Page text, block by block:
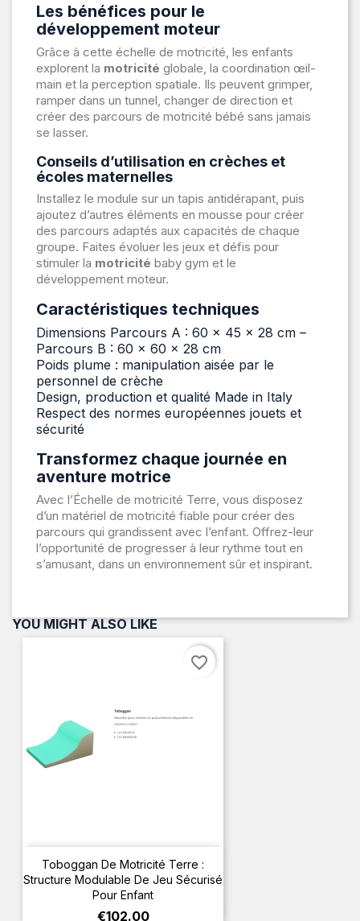
Les bénéfices pour le
développement moteur
Grâce à cette échelle de motricité, les enfants
explorent la motricité globale, la coordination œil-
main et la perception spatiale. Ils peuvent grimper,
ramper dans un tunnel, changer de direction et
créer des parcours de motricité bébé sans jamais
se lasser.
Conseils d’utilisation en crèches et
écoles maternelles
Installez le module sur un tapis antidérapant, puis
ajoutez d’autres éléments en mousse pour créer
des parcours adaptés aux capacités de chaque
groupe. Faites évoluer les jeux et défis pour
stimuler la motricité baby gym et le
développement moteur.
Caractéristiques techniques
Dimensions Parcours A : 60 × 45 × 28 cm –
Parcours B : 60 × 60 × 28 cm
Poids plume : manipulation aisée par le
personnel de crèche
Design, production et qualité Made in Italy
Respect des normes européennes jouets et
sécurité
Transformez chaque journée en
aventure motrice
Avec l’Échelle de motricité Terre, vous disposez
d’un matériel de motricité fiable pour créer des
parcours qui grandissent avec l’enfant. Offrez-leur
l’opportunité de progresser à leur rythme tout en
s’amusant, dans un environnement sûr et inspirant.
YOU MIGHT ALSO LIKE
Toboggan De Motricité Terre :
Structure Modulable De Jeu Sécurisé
Pour Enfant
Price
€102.00
favorite_border